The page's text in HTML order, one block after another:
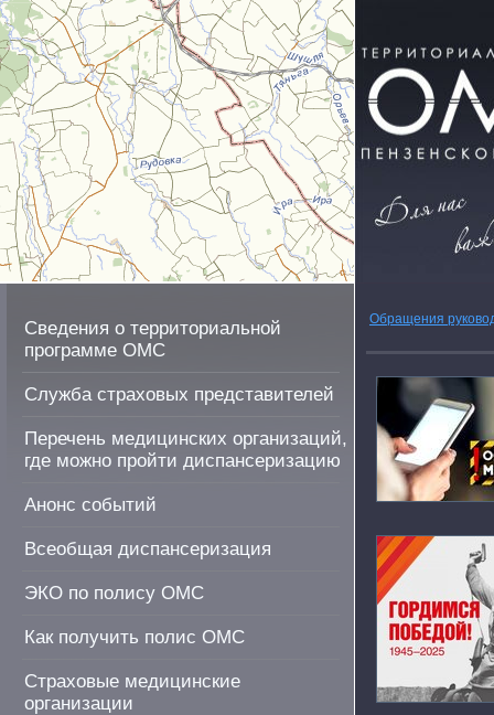
Сведения о территориальной
программе ОМС
Служба страховых представителей
Перечень медицинских организаций,
где можно пройти диспансеризацию
Анонс событий
Всеобщая диспансеризация
ЭКО по полису ОМС
Как получить полис ОМС
Страховые медицинские
организации
Обращения